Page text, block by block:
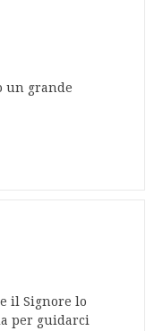
un grande
il Signore lo
per guidarci